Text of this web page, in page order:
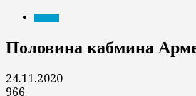
Половина кабмина
24.11.2020
966